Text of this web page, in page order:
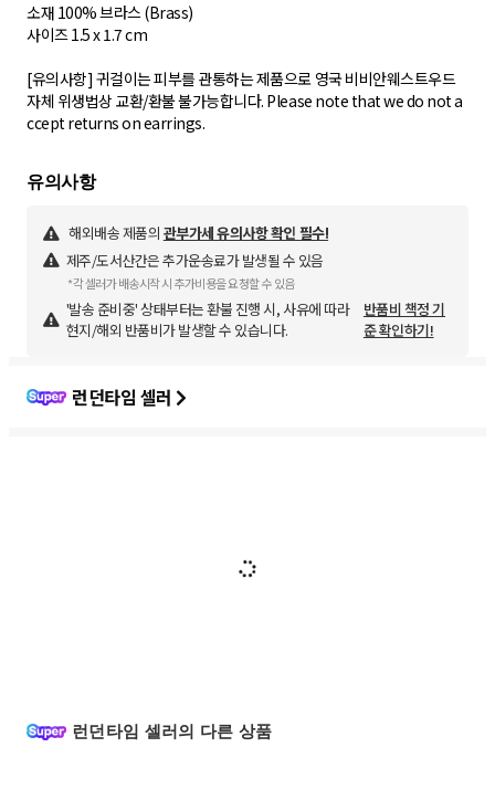
소재 100% 브라스 (Brass)
사이즈 1.5 x 1.7 cm
[유의사항] 귀걸이는 피부를 관통하는 제품으로 영국 비비안웨스트우드
자체 위생법상 교환/환불 불가능합니다. Please note that we do not a
ccept returns on earrings.
유의사항
해외배송 제품의 관부가세 유의사항 확인 필수!
제주/도서산간은 추가운송료가 발생될 수 있음
*각 셀러가 배송시작 시 추가비용을 요청할 수 있음
'발송 준비중' 상태부터는 환불 진행 시, 사유에 따라
현지/해외 반품비가 발생할 수 있습니다.
반품비 책정 기
준 확인하기!
런던타임 셀러
런던타임 셀러의 다른 상품